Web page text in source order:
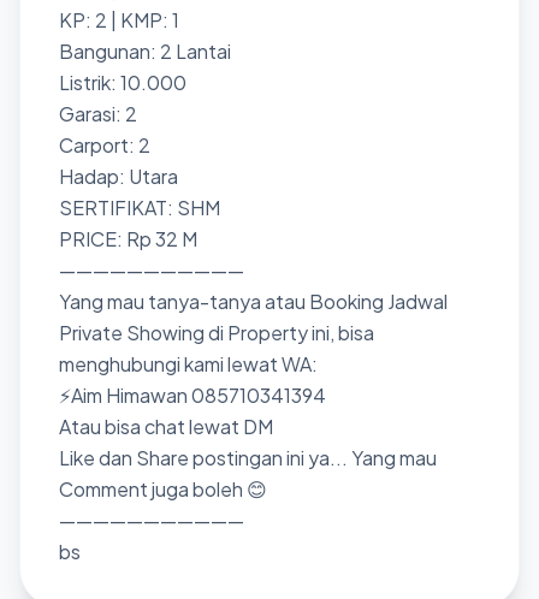
KP: 2 | KMP: 1
Bangunan: 2 Lantai
Listrik: 10.000
Garasi: 2
Carport: 2
Hadap: Utara
SERTIFIKAT: SHM
PRICE: Rp 32 M
———————————
Yang mau tanya-tanya atau Booking Jadwal
Private Showing di Property ini, bisa
menghubungi kami lewat WA:
⚡Aim Himawan 085710341394
Atau bisa chat lewat DM
Like dan Share postingan ini ya... Yang mau
Comment juga boleh 😊
———————————
bs